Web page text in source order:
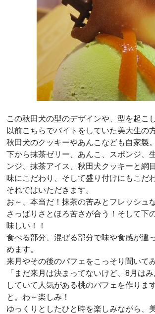
この秋田犬の型のデザインや、型を起こ
以前こちらでバイトをしていた美大生の方
秋田犬のクッキーやあんこなども自家製。
下から抹茶ゼリー、あんこ、スポンジ、
ンジ、抹茶アイス、秋田犬クッキーと網
味にこだわり、そして盛り付けにもこだ
それではいただきます。
お～、本当だ！抹茶の苦みとフレッシュ
さっぱりさとほろ苦さが合う！そして下
味しい！！
食べる部分、混ぜる部分で味や食感が違
めます。
来月やその後のパフェをこっそり聞いて
「まだ来月は決まってないけど、8月は
していて人気がある桃のパフェを作ります
と。わ～楽しみ！
ゆっくりとしたひと時を楽しみながら、